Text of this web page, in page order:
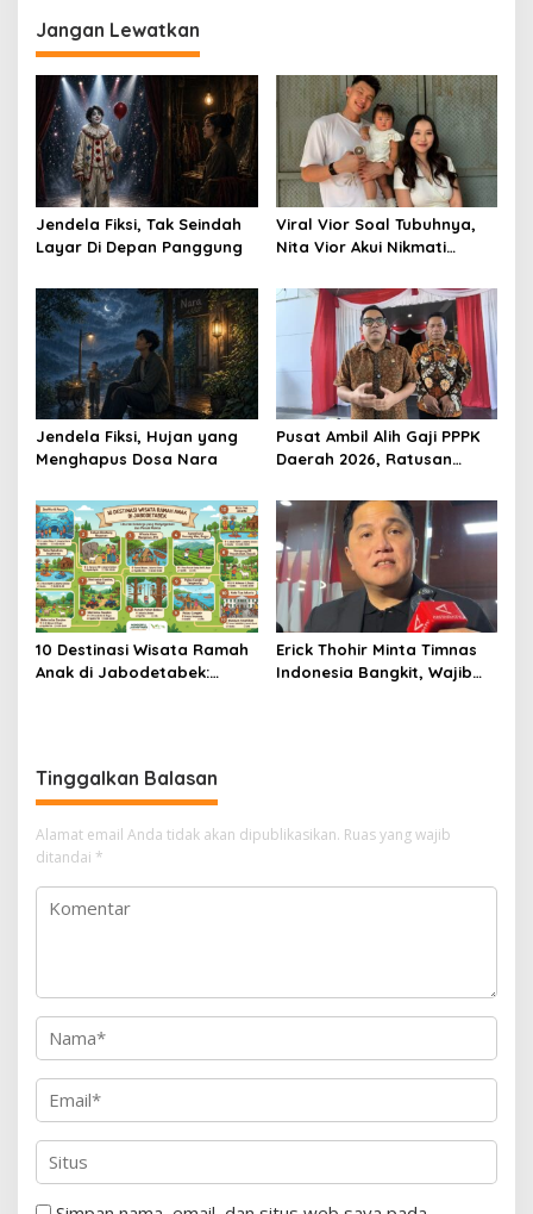
Jangan Lewatkan
Jendela Fiksi, Tak Seindah
Layar Di Depan Panggung
Viral Vior Soal Tubuhnya,
Nita Vior Akui Nikmati
Jendela Fiksi, Hujan yang
Menghapus Dosa Nara
Pusat Ambil Alih Gaji PPPK
Daerah 2026, Ratusan
10 Destinasi Wisata Ramah
Anak di Jabodetabek:
Erick Thohir Minta Timnas
Indonesia Bangkit, Wajib
Tinggalkan Balasan
Alamat email Anda tidak akan dipublikasikan. Ruas yang wajib
ditandai *